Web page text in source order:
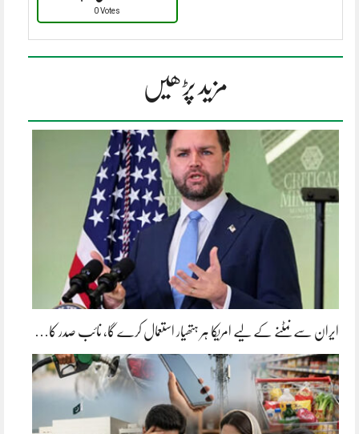
0 Votes
مزید پڑھیں
ایران سے نمٹنے کے لیے امریکا ہر ہتھیار استعمال کرے گا، نائب صدر کا…